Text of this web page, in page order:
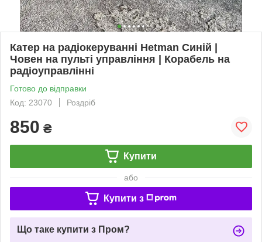
Катер на радіокеруванні Hetman Синій |
Човен на пульті управління | Корабель на
радіоуправлінні
Готово до відправки
Код: 23070
Роздріб
850 ₴
Купити
або
Купити з
Що таке купити з Пром?